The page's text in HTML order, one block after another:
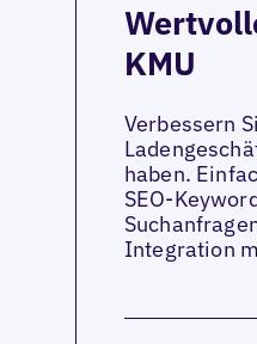
KMU
Verbessern
haben.
SEO-
Integration